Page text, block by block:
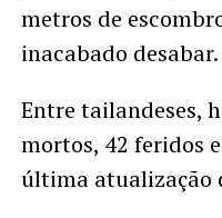
metros de
inacabado desabar.
Entre tailandeses,
mortos, 42 feridos
última atualização